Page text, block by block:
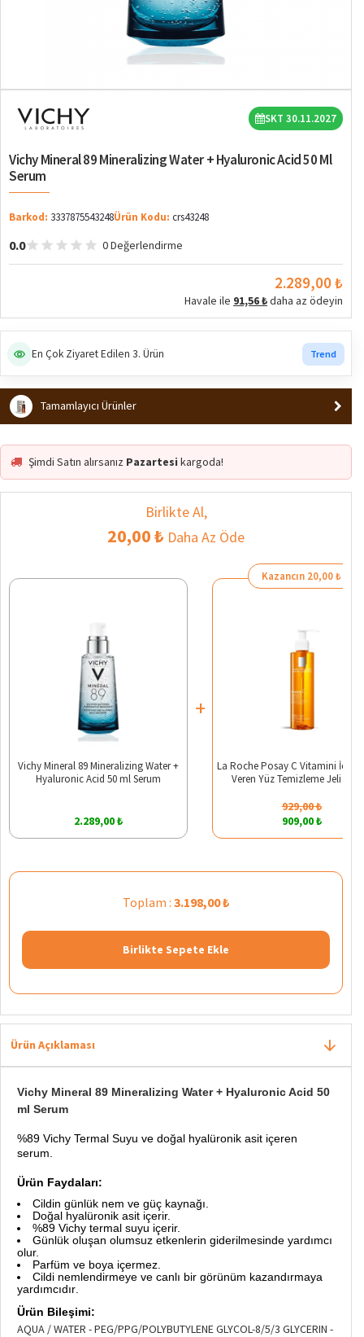
SKT 30.11.2027
Vichy Mineral 89 Mineralizing Water + Hyaluronic Acid 50 Ml
Serum
Barkod: 3337875543248Ürün Kodu: crs43248
0.0 0 Değerlendirme
2.289,00 ₺
Havale ile 91,56 ₺daha az ödeyin
En Çok Ziyaret Edilen 3. Ürün Trend
Tamamlayıcı Ürünler
Şimdi Satın alırsanız Pazartesi kargoda!
Birlikte Al,
20,00 ₺ Daha Az Öde
Vichy Mineral 89 Mineralizing Water +
Hyaluronic Acid 50 ml Serum
2.289,00 ₺
+
Kazancın 20,00 ₺
La Roche Posay C Vitamini İçerikli
Veren Yüz Temizleme Jeli 200
929,00 ₺
909,00 ₺
Toplam : 3.198,00 ₺
Birlikte Sepete Ekle
Ürün Açıklaması
Vichy Mineral 89 Mineralizing Water + Hyaluronic Acid 50
ml Serum
%89 Vichy Termal Suyu ve doğal hyalüronik asit içeren
serum.
Ürün Faydaları:
Cildin günlük nem ve güç kaynağı.
Doğal hyalüronik asit içerir.
%89 Vichy termal suyu içerir.
Günlük oluşan olumsuz etkenlerin giderilmesinde yardımcı
olur.
Parfüm ve boya içermez.
Cildi nemlendirmeye ve canlı bir görünüm kazandırmaya
yardımcıdır
Ürün Bileşimi:
AQUA / WATER - PEG/PPG/POLYBUTYLENE GLYCOL-8/5/3 GLYCERIN -